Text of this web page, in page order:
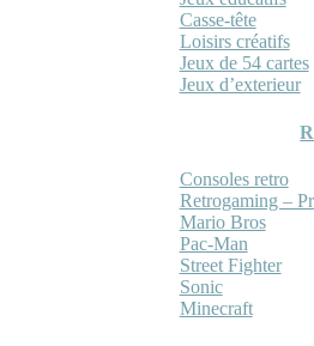
Casse-tête
Loisirs créatifs
Jeux de 54 cartes
Jeux d’exterieur
Consoles retro
Retrogaming –
Mario Bros
Pac-Man
Street Fighter
Sonic
Minecraft